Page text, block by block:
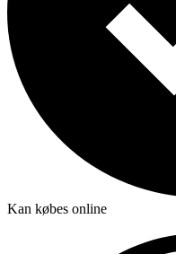
Kan købes online